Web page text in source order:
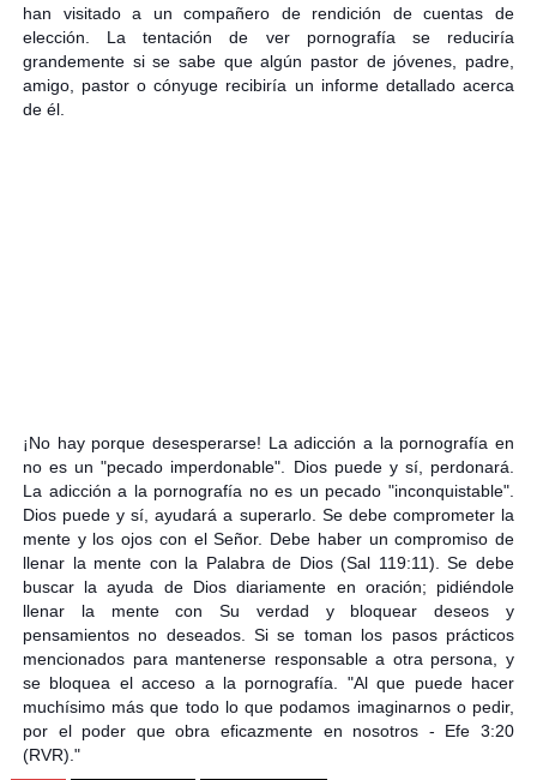
han visitado a un compañero de rendición de cuentas de
elección. La tentación de ver pornografía se reduciría
grandemente si se sabe que algún pastor de jóvenes, padre,
amigo, pastor o cónyuge recibiría un informe detallado acerca
de él.
¡No hay porque desesperarse! La adicción a la pornografía en
no es un "pecado imperdonable". Dios puede y sí, perdonará.
La adicción a la pornografía no es un pecado "inconquistable".
Dios puede y sí, ayudará a superarlo. Se debe comprometer la
mente y los ojos con el Señor. Debe haber un compromiso de
llenar la mente con la Palabra de Dios (Sal 119:11). Se debe
buscar la ayuda de Dios diariamente en oración; pidiéndole
llenar la mente con Su verdad y bloquear deseos y
pensamientos no deseados. Si se toman los pasos prácticos
mencionados para mantenerse responsable a otra persona, y
se bloquea el acceso a la pornografía. "Al que puede hacer
muchísimo más que todo lo que podamos imaginarnos o pedir,
por el poder que obra eficazmente en nosotros - Efe 3:20
(RVR)."